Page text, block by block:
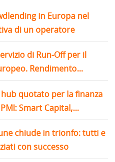
in Europa nel
di un operatore
di Run-Off per il
Rendimento...
quotato per la finanza
Smart Capital,...
chiude in trionfo: tutti e
con successo